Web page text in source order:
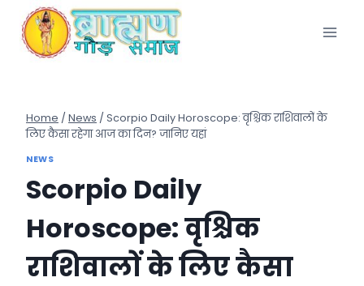
content
Home / News / Scorpio Daily Horoscope: वृश्चिक राशिवालों के
लिए कैसा रहेगा आज का दिन? जानिए यहां
NEWS
Scorpio Daily
Horoscope: वृश्चिक
राशिवालों के लिए कैसा